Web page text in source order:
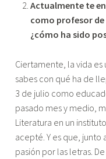
Actualmente te
como profesor
¿cómo ha sido
Ciertamente, la vida es
sabes con qué ha de
3 de julio como
pasado mes y medio,
Literatura en un
acepté. Y es que,
pasión por las letras.